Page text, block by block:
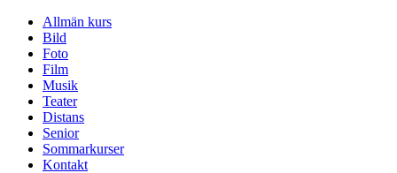
Allmän kurs
Bild
Foto
Film
Musik
Teater
Distans
Senior
Sommarkurser
Kontakt